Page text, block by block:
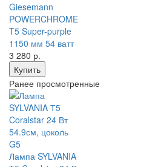
Giesemann
POWERCHROME
T5 Super-purple
1150 мм 54 ватт
3 280 р.
Купить
Ранее просмотренные
Лампа SYLVANIA